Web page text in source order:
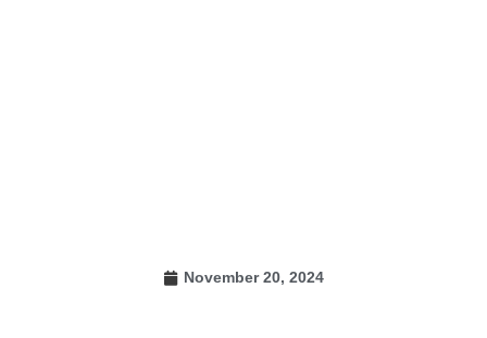
November 20, 2024